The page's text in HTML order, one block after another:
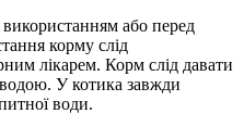
використанням або перед
корму слід
лікарем. Корм слід давати
У котика завжди
води.